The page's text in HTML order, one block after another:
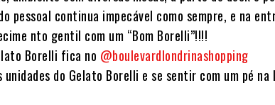
pessoal continua impecável como sempre, e na
nto gentil com um “Bom Borelli”!!!!
Borelli fica no @boulevardlondrinashopping
unidades do Gelato Borelli e se sentir com um pé